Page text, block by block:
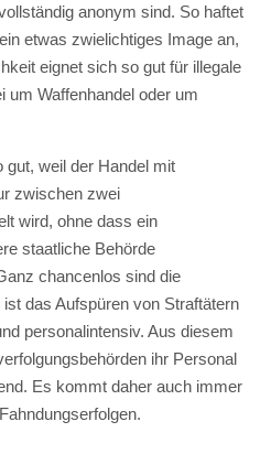
anonym sind. So haftet
etwas zwielichtiges Image an,
eignet sich so gut für illegale
um Waffenhandel oder um
gut, weil der Handel mit
zwischen zwei
wird, ohne dass ein
staatliche Behörde
chancenlos sind die
das Aufspüren von Straftätern
personalintensiv. Aus diesem
ihr Personal
Es kommt daher auch immer